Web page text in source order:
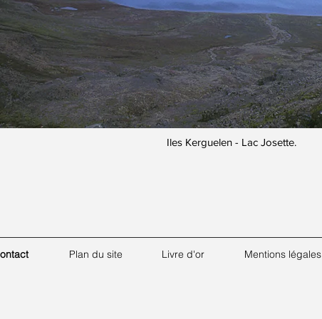
Iles Kerguelen - Lac Josette.
Plan du site Livre d'or Mentions légales